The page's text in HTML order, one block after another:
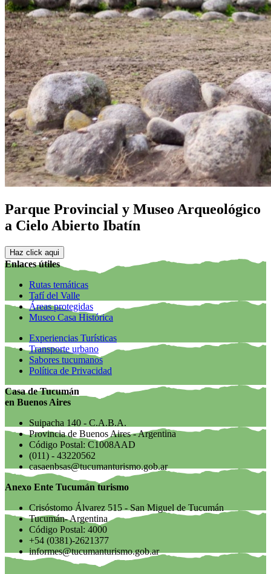
Parque Provincial y Museo Arqueológico
a Cielo Abierto Ibatín
Haz click aqui
Enlaces útiles
Rutas temáticas
Tafí del Valle
Áreas protegidas
Museo Casa Histórica
Experiencias Turísticas
Transporte urbano
Sabores tucumanos
Política de Privacidad
Casa de Tucumán
en Buenos Aires
Suipacha 140 - C.A.B.A.
Provincia de Buenos Aires - Argentina
Código Postal: C1008AAD
(011) - 43220562
casaenbsas@tucumanturismo.gob.ar
Anexo Ente Tucumán turismo
Crisóstomo Álvarez 515 - San Miguel de Tucumán
Tucumán- Argentina
Código Postal: 4000
+54 (0381)-2621377
informes@tucumanturismo.gob.ar